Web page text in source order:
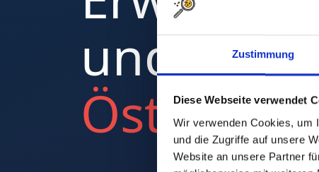
Zustimmung
Diese Webseite verwendet
Wir verwenden Cookies, um
und die Zugriffe auf unsere
Website an unsere Partner
und